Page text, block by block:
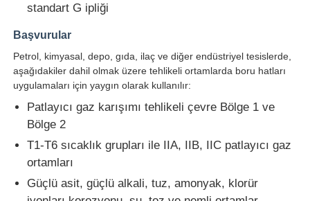
Ana sayfa
Ürünler
Hakkımızda
standart G ipliği
Başvurular
Petrol, kimyasal, depo, gıda, ilaç ve diğer endüstriyel tesislerde,
aşağıdakiler dahil olmak üzere tehlikeli ortamlarda boru hatları
uygulamaları için yaygın olarak kullanılır:
Patlayıcı gaz karışımı tehlikeli çevre Bölge 1 ve
Bölge 2
T1-T6 sıcaklık grupları ile IIA, IIB, IIC patlayıcı gaz
ortamları
Güçlü asit, güçlü alkali, tuz, amonyak, klorür